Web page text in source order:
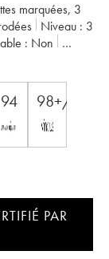
marquées, 3
Niveau : 3
:
non
Delon)
94 98+/100
PAR